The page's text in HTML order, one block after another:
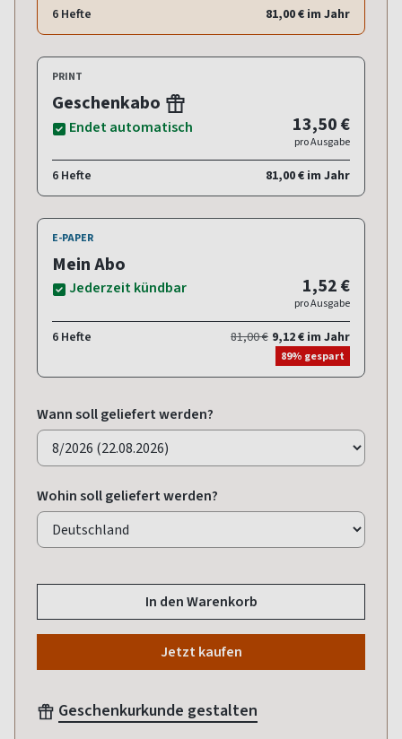
6 Hefte 81,00 € im Jahr
PRINT
Geschenkabo
Endet automatisch 13,50 €
pro Ausgabe
6 Hefte 81,00 € im Jahr
E-PAPER
Mein Abo
Jederzeit kündbar 1,52 €
pro Ausgabe
6 Hefte 81,00 € 9,12 € im Jahr
89% gespart
Wann soll geliefert werden?
Wohin soll geliefert werden?
In den Warenkorb
Jetzt kaufen
Geschenkurkunde gestalten